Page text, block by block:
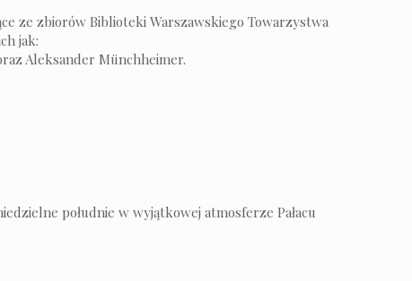
ze zbiorów Biblioteki Warszawskiego Towarzystwa
jak:
Aleksander Münchheimer.
południe w wyjątkowej atmosferze Pałacu